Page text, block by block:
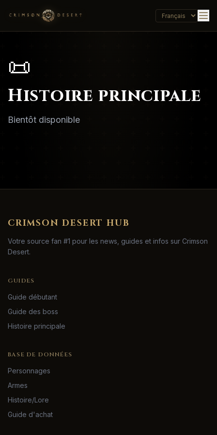
📜
Histoire principale
Bientôt disponible
CRIMSON DESERT HUB
Votre source fan #1 pour les news, guides et infos sur Crimson
Desert.
GUIDES
Guide débutant
Guide des boss
Histoire principale
BASE DE DONNÉES
Personnages
Armes
Histoire/Lore
Guide d'achat